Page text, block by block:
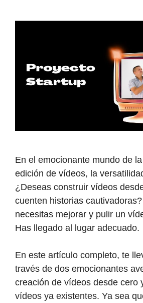
En el emocionante mundo de
edición de vídeos, la
¿Deseas construir vídeos
cuenten historias
necesitas mejorar y pulir un
Has llegado al lugar adecuado.
En este artículo completo, te
través de dos emocionantes
creación de vídeos desde cero
vídeos ya existentes. Ya sea